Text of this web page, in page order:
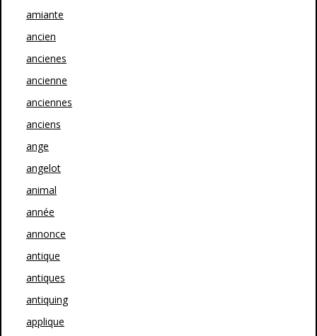
amiante
ancien
ancienes
ancienne
anciennes
anciens
ange
angelot
animal
année
annonce
antique
antiques
antiquing
applique